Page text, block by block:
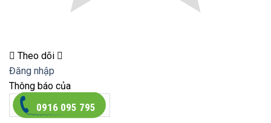
Theo dõi
Đăng nhập
Thông báo của
0916 095 795